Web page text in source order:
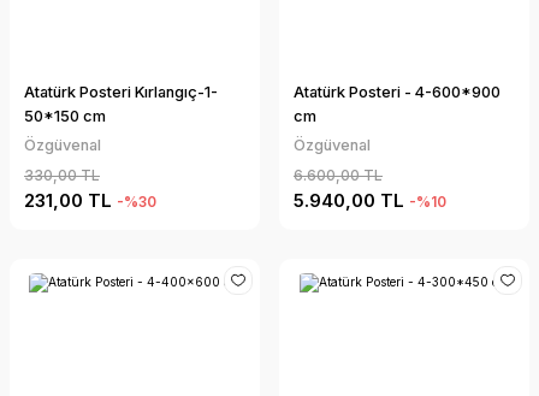
Atatürk Posteri Kırlangıç-1-
50*150 cm
Özgüvenal
330,00 TL
231,00 TL -%30
Atatürk Posteri - 4-600*900
cm
Özgüvenal
6.600,00 TL
5.940,00 TL -%10